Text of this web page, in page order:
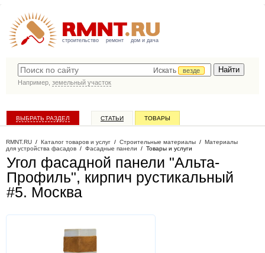
строительство ремонт дом и дача
Искать
везде
Например, земельный участок
ВЫБРАТЬ РАЗДЕЛ СТАТЬИ ТОВАРЫ
RMNT.RU / Каталог товаров и услуг / Строительные материалы / Материалы
для устройства фасадов / Фасадные панели / Товары и услуги
Угол фасадной панели "Альта-
Профиль", кирпич рустикальный
#5. Москва